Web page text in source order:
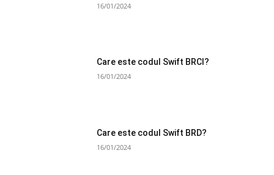
16/01/2024
Care este codul Swift BRCI?
16/01/2024
Care este codul Swift BRD?
16/01/2024